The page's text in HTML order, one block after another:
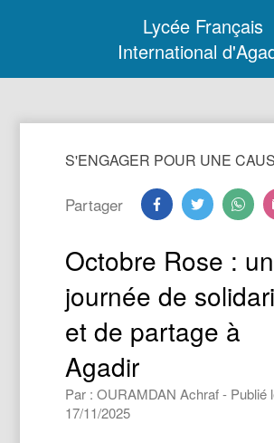
Lycée Français
International
S'ENGAGER POUR UNE
Partager
Octobre Rose :
journée de
et de partage à
Agadir
Par : OURAMDAN Achraf - Publié
17/11/2025